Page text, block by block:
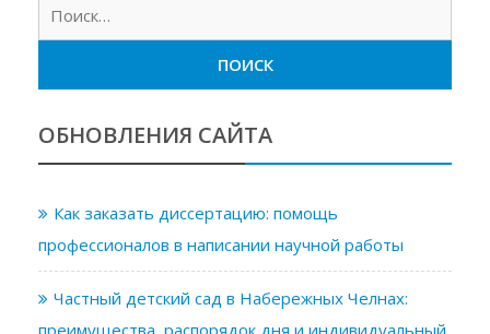
ОБНОВЛЕНИЯ САЙТА
Как заказать диссертацию: помощь
профессионалов в написании научной работы
Частный детский сад в Набережных Челнах:
преимущества, распорядок дня и индивидуальный